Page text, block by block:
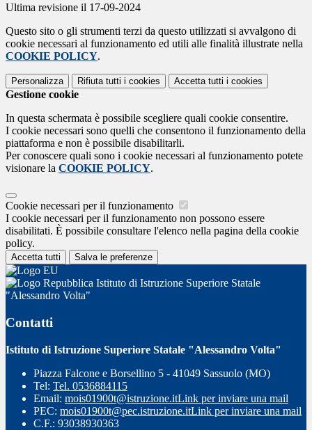
Ultima revisione il 17-09-2024
Questo sito o gli strumenti terzi da questo utilizzati si avvalgono di
cookie necessari al funzionamento ed utili alle finalità illustrate nella
COOKIE POLICY.
Personalizza Rifiuta tutti i cookies Accetta tutti i cookies
Gestione cookie
In questa schermata è possibile scegliere quali cookie consentire.
I cookie necessari sono quelli che consentono il funzionamento della
piattaforma e non è possibile disabilitarli.
Per conoscere quali sono i cookie necessari al funzionamento potete
visionare la COOKIE POLICY.
Cookie necessari per il funzionamento
I cookie necessari per il funzionamento non possono essere
disabilitati. È possibile consultare l'elenco nella pagina della cookie
policy.
Accetta tutti Salva le preferenze
Istituto di Istruzione Superiore Statale
"Alessandro Volta"
Contatti
Istituto di Istruzione Superiore Statale "Alessandro Volta"
Piazza Falcone e Borsellino 5 - 41049 Sassuolo (MO)
Tel: Tel. 0536884115
Email: mois01900t@istruzione.itLink per inviare una mail
PEC: mois01900t@pec.istruzione.itLink per inviare una mail
C.F.: 93038930363